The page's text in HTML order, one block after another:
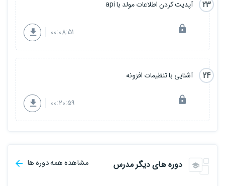
23 آپدیت کردن اطلاعات مولد با api
00:08:51
24 آشنایی با تنظیمات افزونه
00:20:59
دوره های دیگر مدرس مشاهده همه دوره ها